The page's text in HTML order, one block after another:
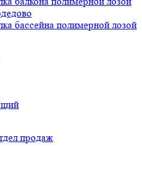
бассейна полимерной лозой
продаж